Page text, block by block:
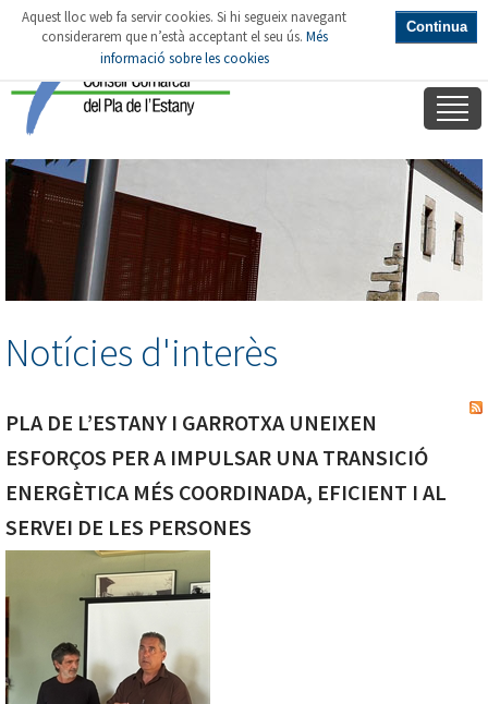
CONSELL COMARCAL del PLA de l'ESTANY
CDIAP Centre de Desenvolupament Infantil
Notícies d'interès
PLA DE L’ESTANY I GARROTXA UNEIXEN
ESFORÇOS PER A IMPULSAR UNA TRANSICIÓ
ENERGÈTICA MÉS COORDINADA, EFICIENT I AL
SERVEI DE LES PERSONES
Aquest lloc web fa servir cookies. Si hi segueix navegant
considerarem que n’està acceptant el seu ús. Més
informació sobre les cookies
Continua